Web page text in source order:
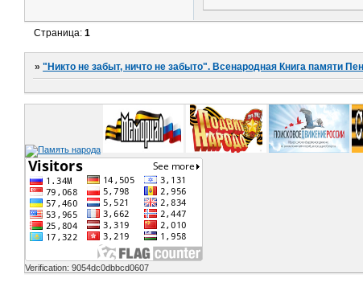
Страница:1
»"Никто не забыт, ничто не забыто". Всенародная Книга памяти
Verification: 9054dc0dbbcd0607